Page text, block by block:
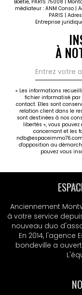
Boétie, PARIS 75008 |
médiateur : ANM Conso |
PARIS |
Entreprise
À
« Les informations
fichier informatisé par
contact. Elles sont
relation client dans le
sont destinées à nos
libertés », vous
concernant et les
d'opposition au
pouvez vous
Anciennement
à votre service
nouveau duo
En 2014,
bondeville a